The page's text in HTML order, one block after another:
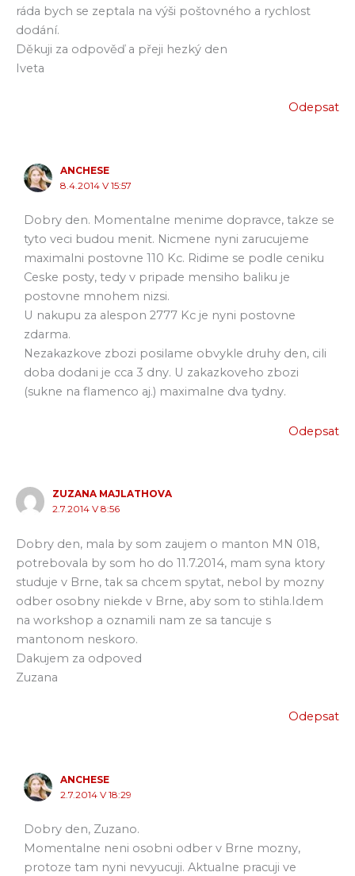
ráda bych se zeptala na výši poštovného a rychlost
dodání.
Děkuji za odpověď a přeji hezký den
Iveta
Odepsat
ANCHESE
8.4.2014 V 15:57
Dobry den. Momentalne menime dopravce, takze se
tyto veci budou menit. Nicmene nyni zarucujeme
maximalni postovne 110 Kc. Ridime se podle ceniku
Ceske posty, tedy v pripade mensiho baliku je
postovne mnohem nizsi.
U nakupu za alespon 2777 Kc je nyni postovne
zdarma.
Nezakazkove zbozi posilame obvykle druhy den, cili
doba dodani je cca 3 dny. U zakazkoveho zbozi
(sukne na flamenco aj.) maximalne dva tydny.
Odepsat
ZUZANA MAJLATHOVA
2.7.2014 V 8:56
Dobry den, mala by som zaujem o manton MN 018,
potrebovala by som ho do 11.7.2014, mam syna ktory
studuje v Brne, tak sa chcem spytat, nebol by mozny
odber osobny niekde v Brne, aby som to stihla.Idem
na workshop a oznamili nam ze sa tancuje s
mantonom neskoro.
Dakujem za odpoved
Zuzana
Odepsat
ANCHESE
2.7.2014 V 18:29
Dobry den, Zuzano.
Momentalne neni osobni odber v Brne mozny,
protoze tam nyni nevyucuji. Aktualne pracuji ve